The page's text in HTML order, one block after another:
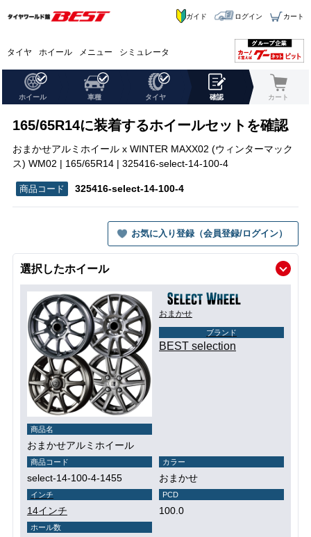
タイヤ ホイール メニュー シミュレータ
ガイド ログイン カート
ホイール 車種 タイヤ 確認 カート
165/65R14に装着するホイールセットを確認
おまかせアルミホイール x WINTER MAXX02 (ウィンターマック
ス) WM02 | 165/65R14 | 325416-select-14-100-4
325416-select-14-100-4
お気に入り登録（会員登録/ログイン）
選択したホイール
おまかせ
ブランド
BEST selection
商品名
おまかせアルミホイール
商品コード
select-14-100-4-1455
カラー
おまかせ
インチ
14インチ
PCD
100.0
ホール数